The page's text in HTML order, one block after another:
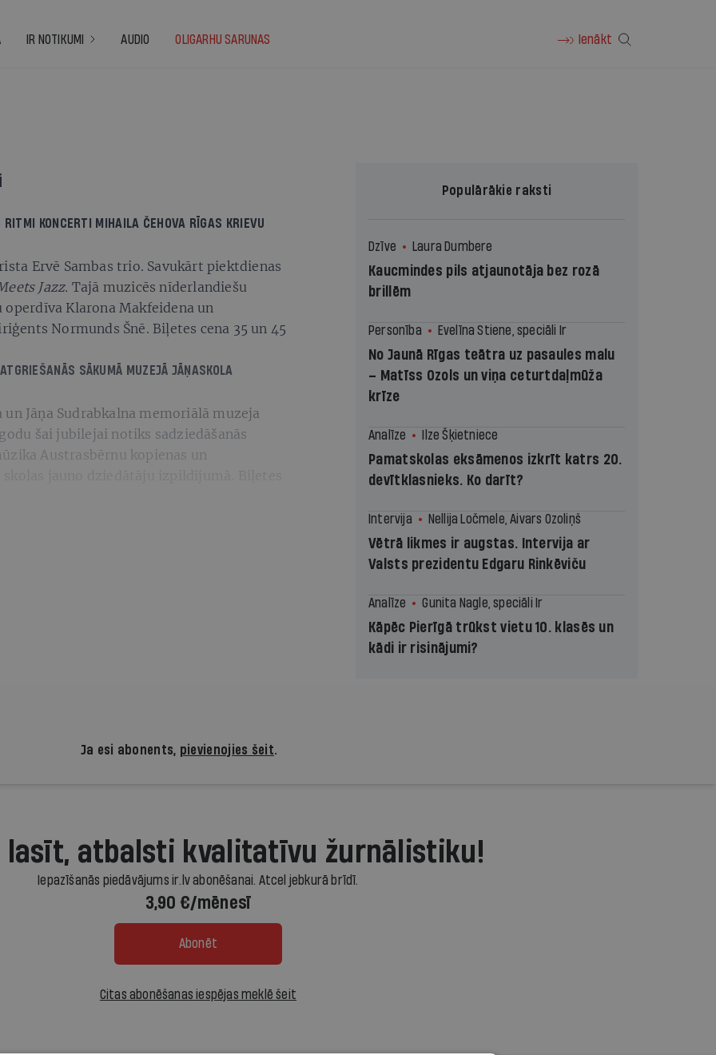
IR NOTIKUMI AUDIO OLIGARHU SARUNAS Ienākt
RITMI
KONCERTI MIHAILA ČEHOVA RĪGAS KRIEVU
Ervē Sambas trio. Savukārt piektdienas
Jazz. Tajā muzicēs nīderlandiešu
Klarona Makfeidena un
Normunds Šnē. Biļetes cena 35 un 45
SĀKUMĀ MUZEJĀ JĀŅASKOLA
Jāņa Sudrabkalna memoriālā muzeja
šai jubilejai notiks sadziedāšanās
Austrasbērnu kopienas un
Populārākie raksti
Dzīve Laura Dumbere
Kaucmindes pils atjaunotāja bez rozā
brillēm
Personība Evelīna Stiene, speciāli Ir
No Jaunā Rīgas teātra uz pasaules malu
– Matīss Ozols un viņa ceturtdaļmūža
krīze
Analīze Ilze Šķietniece
Pamatskolas eksāmenos izkrīt katrs 20.
devītklasnieks. Ko darīt?
Intervija Nellija Ločmele, Aivars Ozoliņš
Vētrā likmes ir augstas. Intervija ar
Valsts prezidentu Edgaru Rinkēviču
Analīze Gunita Nagle, speciāli Ir
Kāpēc Pierīgā trūkst vietu 10. klasēs un
kādi ir risinājumi?
Ja esi abonents, pievienojies šeit.
lasīt, atbalsti kvalitatīvu žurnālistiku!
Iepazīšanās piedāvājums ir.lv abonēšanai. Atcel jebkurā brīdī.
3,90 €/mēnesī
Abonēt
Citas abonēšanas iespējas meklē šeit